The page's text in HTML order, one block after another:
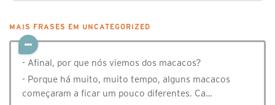
MAIS FRASES EM UNCATEGORIZED
- Afinal, por que nós viemos dos macacos?
- Porque há muito, muito tempo, alguns macacos
começaram a ficar um pouco diferentes. Ca…